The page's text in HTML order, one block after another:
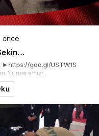
önce
►https://goo.gl/USTWfS
Numaramız:...